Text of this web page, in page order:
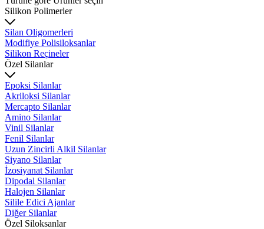
Silikon Polimerler
Silan Oligomerleri
Modifiye Polisiloksanlar
Silikon Reçineler
Özel Silanlar
Epoksi Silanlar
Akriloksi Silanlar
Mercapto Silanlar
Amino Silanlar
Vinil Silanlar
Fenil Silanlar
Uzun Zincirli Alkil Silanlar
Siyano Silanlar
İzosiyanat Silanlar
Dipodal Silanlar
Halojen Silanlar
Silile Edici Ajanlar
Diğer Silanlar
Özel Siloksanlar